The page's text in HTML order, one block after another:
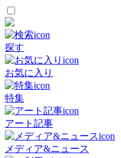
探す
お気に入り
特集
アート記事
メディア&ニュース